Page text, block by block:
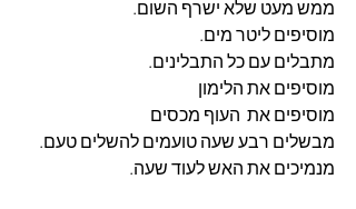
ממש מעט שלא ישרף השום.
מוסיפים ליטר מים.
מתבלים עם כל התבלינים.
מוסיפים את הלימון
מוסיפים את  העוף מכסים
מבשלים רבע שעה טועמים להשלים טעם.
מנמיכים את האש לעוד שעה.